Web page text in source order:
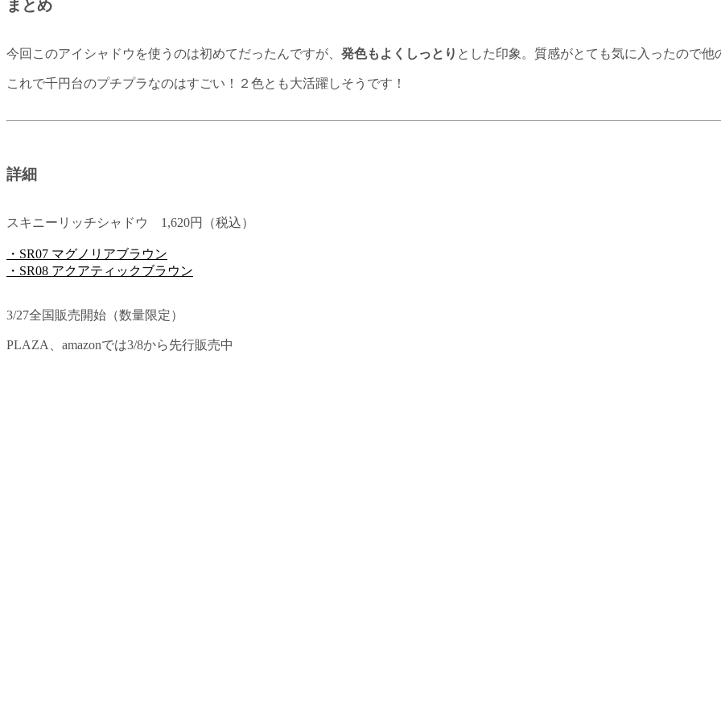
まとめ
今回このアイシャドウを使うのは初めてだったんですが、 発色もよくしっとり とした印象。質感がとても気に入ったので他
これで千円台のプチプラなのはすごい！２色とも大活躍しそうです！
詳細
スキニーリッチシャドウ 1,620円（税込）
・SR07 マグノリアブラウン
・SR08 アクアティックブラウン
3/27全国販売開始（数量限定）
PLAZA、amazonでは3/8から先行販売中